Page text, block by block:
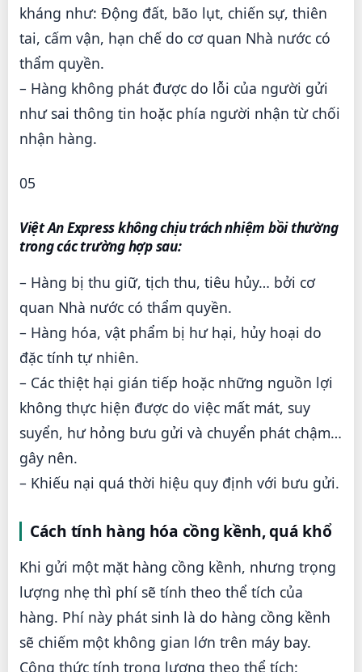
kháng như: Động đất, bão lụt, chiến sự, thiên
tai, cấm vận, hạn chế do cơ quan Nhà nước có
thẩm quyền.
– Hàng không phát được do lỗi của người gửi
như sai thông tin hoặc phía người nhận từ chối
nhận hàng.
05
Việt An Express không chịu trách nhiệm bồi thường
trong các trường hợp sau:
– Hàng bị thu giữ, tịch thu, tiêu hủy… bởi cơ
quan Nhà nước có thẩm quyền.
– Hàng hóa, vật phẩm bị hư hại, hủy hoại do
đặc tính tự nhiên.
– Các thiệt hại gián tiếp hoặc những nguồn lợi
không thực hiện được do việc mất mát, suy
suyển, hư hỏng bưu gửi và chuyển phát chậm…
gây nên.
– Khiếu nại quá thời hiệu quy định với bưu gửi.
Cách tính hàng hóa cồng kềnh, quá khổ
Khi gửi một mặt hàng cồng kềnh, nhưng trọng
lượng nhẹ thì phí sẽ tính theo thể tích của
hàng. Phí này phát sinh là do hàng cồng kềnh
sẽ chiếm một không gian lớn trên máy bay.
Công thức tính trọng lượng theo thể tích: